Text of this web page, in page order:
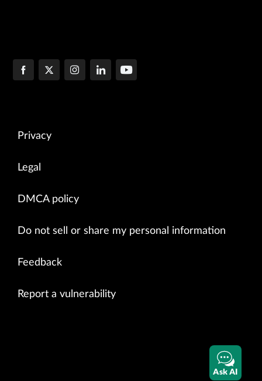
Privacy
Legal
DMCA policy
Do not sell or share my personal information
Feedback
Report a vulnerability
Ask AI